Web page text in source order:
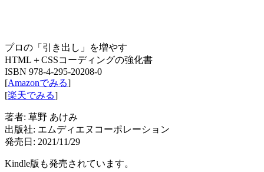
プロの「引き出し」を増やす
HTML＋CSSコーディングの強化書
ISBN 978-4-295-20208-0
[Amazonでみる]
[楽天でみる]
著者: 草野 あけみ
出版社: エムディエヌコーポレーション
発売日: 2021/11/29
Kindle版も発売されています。